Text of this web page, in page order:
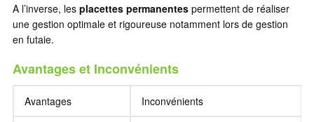
A l’inverse, les placettes permanentes permettent de réaliser
une gestion optimale et rigoureuse notamment lors de gestion
en futaie.
Avantages et Inconvénients
Avantages Inconvénients